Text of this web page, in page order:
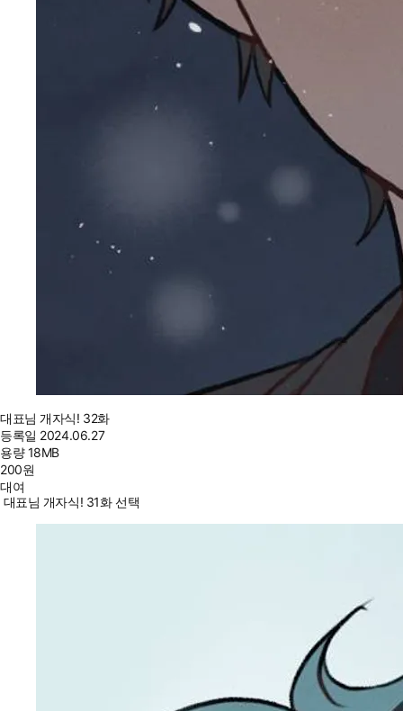
대표님 개자식! 32화
등록일 2024.06.27
용량18MB
200원
대여
대표님 개자식! 31화 선택